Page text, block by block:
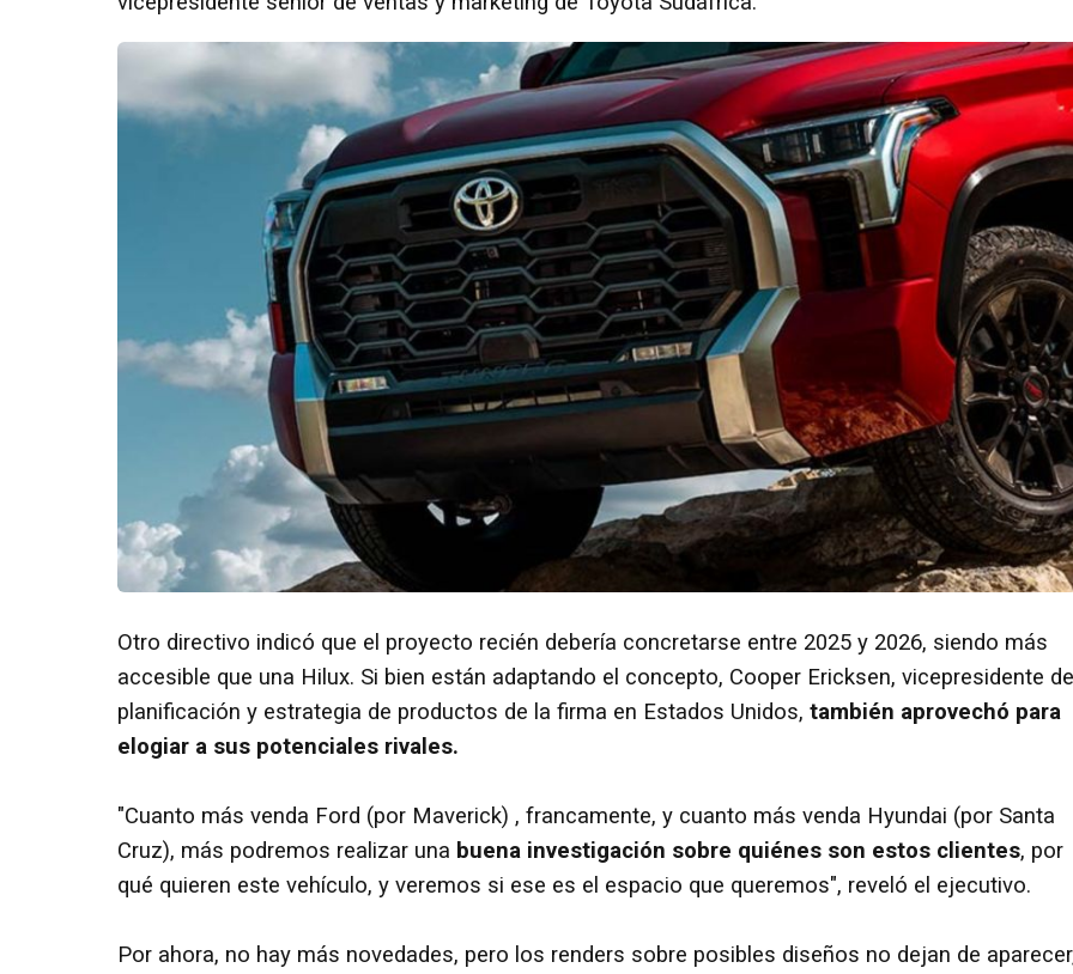
Otro directivo indicó que el proyecto recién debería concretarse entre 2025 y 2026, siendo más
accesible que una Hilux. Si bien están adaptando el concepto, Cooper Ericksen, vicepresidente de
planificación y estrategia de productos de la firma en Estados Unidos, también aprovechó para
elogiar a sus potenciales rivales.
"Cuanto más venda Ford (por Maverick) , francamente, y cuanto más venda Hyundai (por Santa
Cruz), más podremos realizar una buena investigación sobre quiénes son estos clientes, por
qué quieren este vehículo, y veremos si ese es el espacio que queremos", reveló el ejecutivo.
Por ahora, no hay más novedades, pero los renders sobre posibles diseños no dejan de